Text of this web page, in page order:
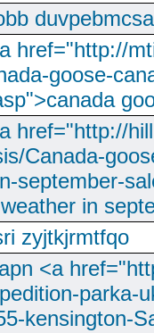
href="http://
goose-
href="http://
Canada-
september-
in
zyjtkjrmtfqo
<a
parka-
kensington-